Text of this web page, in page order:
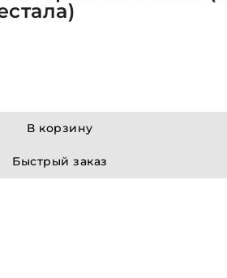
В корзину
Быстрый заказ